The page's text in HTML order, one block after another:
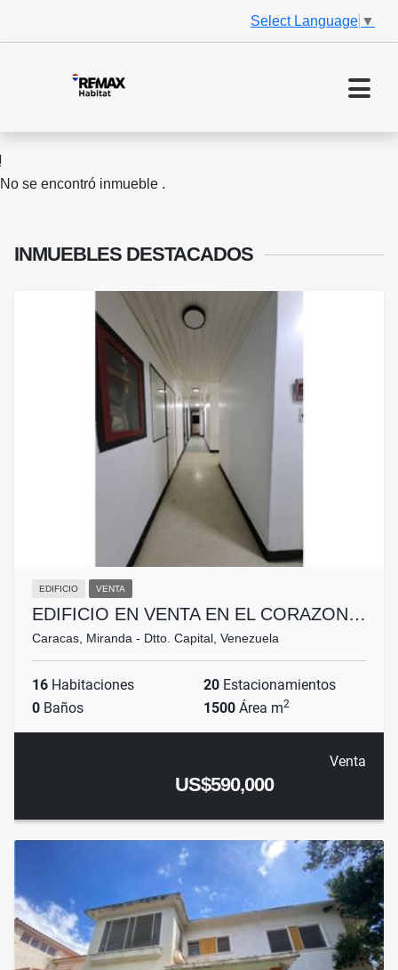
Select Language ▼
No se encontró inmueble .
INMUEBLES DESTACADOS
EDIFICIO VENTA
EDIFICIO EN VENTA EN EL CORAZON…
Caracas, Miranda - Dtto. Capital, Venezuela
16 Habitaciones 20 Estacionamientos
0 Baños 1500 Área m2
Venta
US$590,000